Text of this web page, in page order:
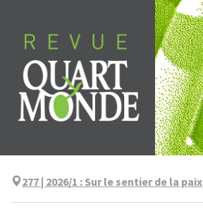
contenu
277 | 2026/1 : Sur le sentier de la paix